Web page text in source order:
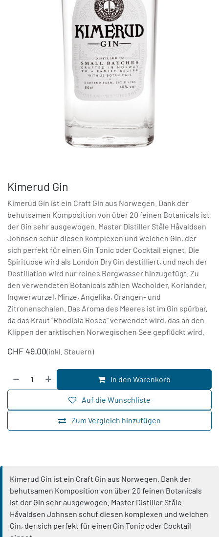
Kimerud Gin
Kimerud Gin ist ein Craft Gin aus Norwegen. Dank der
behutsamen Komposition von über 20 feinen Botanicals ist
der Gin sehr ausgewogen. Master Distiller Ståle Håvaldsen
Johnsen schuf diesen komplexen und weichen Gin, der
sich perfekt für einen Gin Tonic oder Cocktail eignet. Die
Spirituose wird als London Dry Gin destilliert, und nach der
Destillation wird nur reines Bergwasser hinzugefügt. Zu
den verwendeten Botanicals zählen Wacholder, Koriander,
Ingwerwurzel, Minze, Angelika, Orangen- und
Zitronenschalen. Das Aroma des Meeres ist im Gin spürbar,
da das Kraut "Rhodiola Rosea" verwendet wird, das an den
Klippen der arktischen Norwegischen See gepflückt wird.
CHF 49.00(inkl. Steuern)
In den Warenkorb
Zum Vergleich hinzufügen
Auf die Wunschliste
Kimerud Gin ist ein Craft Gin aus Norwegen. Dank der
behutsamen Komposition von über 20 feinen Botanicals
ist der Gin sehr ausgewogen. Master Distiller Ståle
Håvaldsen Johnsen schuf diesen komplexen und weichen
Gin, der sich perfekt für einen Gin Tonic oder Cocktail